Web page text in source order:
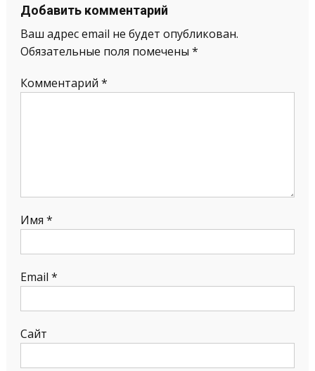
Добавить комментарий
Ваш адрес email не будет опубликован.
Обязательные поля помечены *
Комментарий *
Имя *
Email *
Сайт